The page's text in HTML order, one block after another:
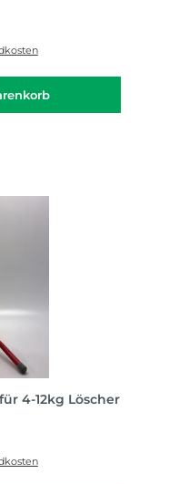
4-12kg Löscher